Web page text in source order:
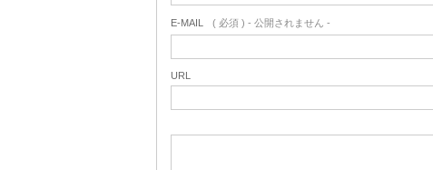
E-MAIL ( 必須 ) - 公開されません -
URL